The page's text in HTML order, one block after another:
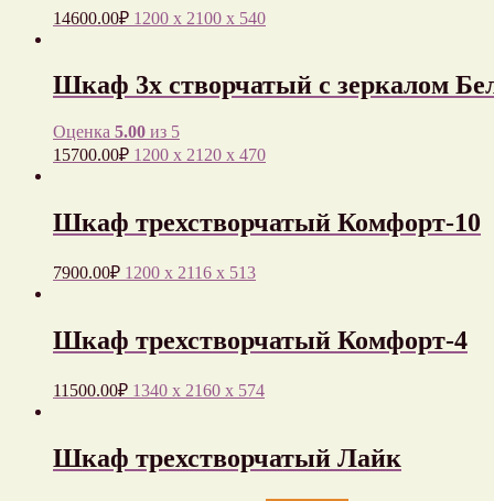
14600.00₽ 1200 x 2100 x 540
Шкаф 3х створчатый с зеркалом
Оценка 5.00 из 5
15700.00₽ 1200 x 2120 x 470
Шкаф трехстворчатый Комфорт-10
7900.00₽ 1200 x 2116 x 513
Шкаф трехстворчатый Комфорт-4
11500.00₽ 1340 x 2160 x 574
Шкаф трехстворчатый Лайк